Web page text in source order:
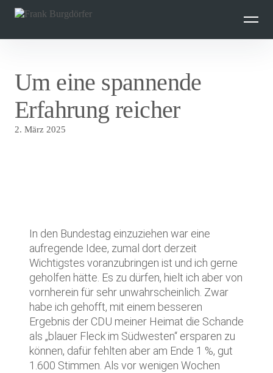
überspringen
Um eine spannende
Erfahrung reicher
2. März 2025
In den Bundestag einzuziehen war eine
aufregende Idee, zumal dort derzeit
Wichtigstes voranzubringen ist und ich gerne
geholfen hätte. Es zu dürfen, hielt ich aber von
vornherein für sehr unwahrscheinlich. Zwar
habe ich gehofft, mit einem besseren
Ergebnis der CDU meiner Heimat die Schande
als „blauer Fleck im Südwesten“ ersparen zu
können, dafür fehlten aber am Ende 1 %, gut
1.600 Stimmen. Als vor wenigen Wochen